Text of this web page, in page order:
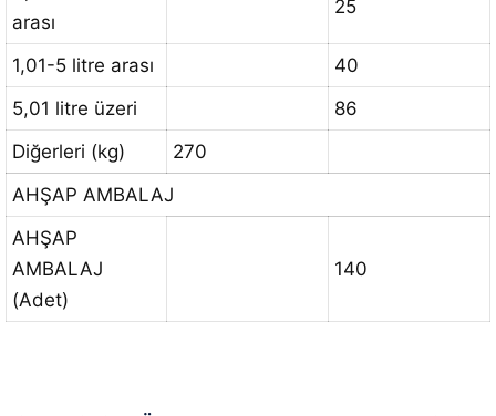
arası
25
1,01-5 litre arası
40
5,01 litre üzeri
86
Diğerleri (kg)
270
AHŞAP AMBALAJ
AHŞAP
AMBALAJ
(Adet)
140